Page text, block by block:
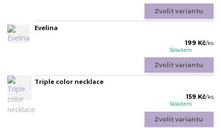
Zvolit variantu
Evelina
199 Kč/ks
Skladem
Zvolit variantu
Triple color necklace
159 Kč/ks
Skladem
Zvolit variantu